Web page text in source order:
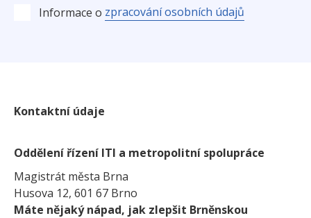
Informace o zpracování osobních údajů
Kontaktní údaje
Oddělení řízení ITI a metropolitní spolupráce
Magistrát města Brna
Husova 12, 601 67 Brno
Máte nějaký nápad, jak zlepšit Brněnskou